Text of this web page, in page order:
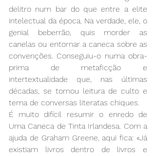
delitro num bar do que entre a elite
intelectual da época. Na verdade, ele, o
genial beberrão, quis morder as
canelas ou entornar a caneca sobre as
convenções. Conseguiu-o numa obra-
prima de metaficção e
intertextualidade que, nas últimas
décadas, se tornou leitura de culto e
tema de conversas literatas chiques.
É muito difícil resumir o enredo de
Uma Caneca de Tinta Irlandesa. Com a
ajuda de Graham Greene, aqui fica: «Já
existiam livros dentro de livros e